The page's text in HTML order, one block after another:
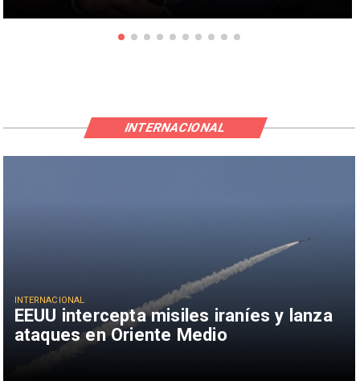
EEUU intercepta misiles iraníes y lanza
ataques en Oriente Medio
INTERNACIONAL
INTERNACIONAL